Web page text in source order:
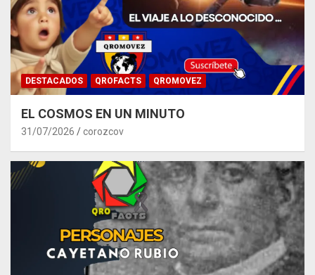
DESTACADOS QROFACTS QROMOVEZ
EL COSMOS EN UN MINUTO
31/07/2026 corozcov